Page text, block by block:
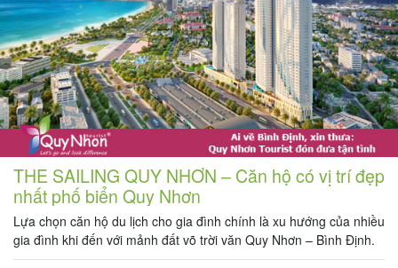
Tour
Quy
Nhơn
Tour
Phú
Yên
THE SAILING QUY NHƠN – Căn hộ có vị trí đẹp
nhất phố biển Quy Nhơn
Lựa chọn căn hộ du lịch cho gia đình chính là xu hướng của nhiều
gia đình khi đến với mảnh đất võ trời văn Quy Nhơn – Bình Định.
Và The Sailing Quy Nhơn chính là sự lựa chọn tuyệt vời nhất vì